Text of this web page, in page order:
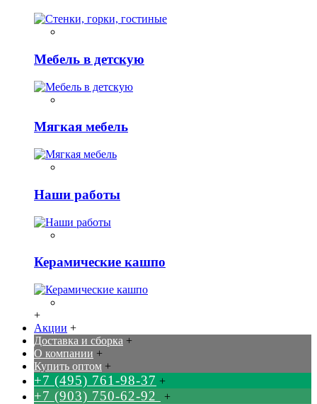
Мебель в детскую
Мягкая мебель
Наши работы
Керамические кашпо
+
Акции +
Доставка и сборка +
О компании +
Купить оптом +
+7 (495) 761-98-37 +
+7 (903) 750-62-92 +